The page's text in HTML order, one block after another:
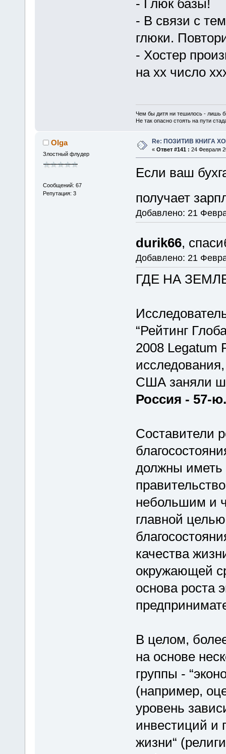
- Глюк базы!
- В связи с
глюки.
- Хостер
на хх число
Чем бы дитя ни тешилось - лишь
Не так опасно стоять на пути
Olga
Злостный флудер
Сообщений: 67
Репутация: 3
Re: ПОЗИТИВ КНИГА
« Ответ #141 : 24 Февраля
Если ваш
получает
Добавлено: 21
durik66,
Добавлено: 21
ГДЕ НА
“Рейтинг
2008 Legatum
США заняли
Россия - 57-ю.
Составители
должны иметь
небольшим и
главной
качества
окружающей
основа роста
В целом,
на основе
группы -
(например,
уровень
инвестиций и
жизни“